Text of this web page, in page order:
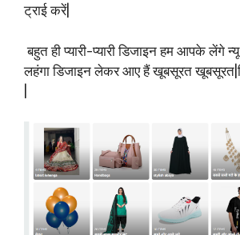
ट्राई करें|
बहुत ही प्यारी-प्यारी डिजाइन हम आपके लेंगे
लहंगा डिजाइन लेकर आए हैं खूबसूरत